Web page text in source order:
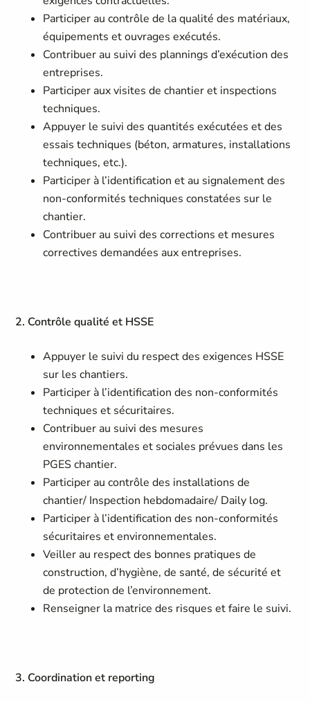
Participer au contrôle de la qualité des matériaux,
équipements et ouvrages exécutés.
Contribuer au suivi des plannings d’exécution des
entreprises.
Participer aux visites de chantier et inspections
techniques.
Appuyer le suivi des quantités exécutées et des
essais techniques (béton, armatures, installations
techniques, etc.).
Participer à l’identification et au signalement des
non-conformités techniques constatées sur le
chantier.
Contribuer au suivi des corrections et mesures
correctives demandées aux entreprises.
2. Contrôle qualité et HSSE
Appuyer le suivi du respect des exigences HSSE
sur les chantiers.
Participer à l’identification des non-conformités
techniques et sécuritaires.
Contribuer au suivi des mesures
environnementales et sociales prévues dans les
PGES chantier.
Participer au contrôle des installations de
chantier/ Inspection hebdomadaire/ Daily log.
Participer à l’identification des non-conformités
sécuritaires et environnementales.
Veiller au respect des bonnes pratiques de
construction, d’hygiène, de santé, de sécurité et
de protection de l’environnement.
Renseigner la matrice des risques et faire le suivi.
3. Coordination et reporting